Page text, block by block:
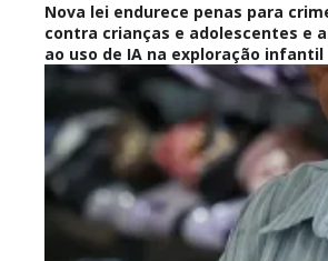
Nova lei endurece penas para
contra crianças e adolescentes e
ao uso de IA na exploração infantil